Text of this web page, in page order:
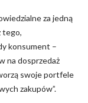
za jedną
tego,
konsument –
na dosprzedaż
swoje portfele
zakupów”.